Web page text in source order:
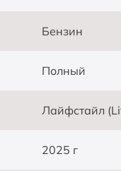
Бензин
Полный
Лайфстайл
2025 г